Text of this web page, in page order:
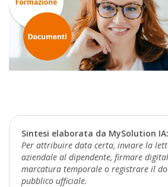
Sintesi elaborata da MySolution IA:
Per attribuire data certa, inviare la
aziendale al dipendente, firmare
marcatura temporale o registrare il
pubblico ufficiale.